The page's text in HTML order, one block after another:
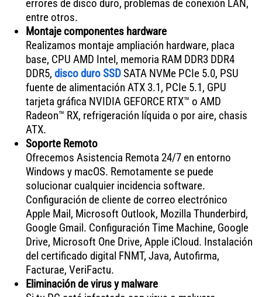
errores de disco duro, problemas de conexión LAN,
entre otros.
Montaje componentes hardware
Realizamos montaje ampliación hardware, placa
base, CPU AMD Intel, memoria RAM DDR3 DDR4
DDR5, disco duro SSDSATA NVMe PCIe 5.0, PSU
fuente de alimentación ATX 3.1, PCIe 5.1, GPU
tarjeta gráfica NVIDIA GEFORCE RTX™ o AMD
Radeon™ RX, refrigeración líquida o por aire, chasis
ATX.
Soporte Remoto
Ofrecemos Asistencia Remota 24/7 en entorno
Windows y macOS. Remotamente se puede
solucionar cualquier incidencia software.
Configuración de cliente de correo electrónico
Apple Mail, Microsoft Outlook, Mozilla Thunderbird,
Google Gmail. Configuración Time Machine, Google
Drive, Microsoft One Drive, Apple iCloud. Instalación
del certificado digital FNMT, Java, Autofirma,
Facturae, VeriFactu.
Eliminación de virus y malware